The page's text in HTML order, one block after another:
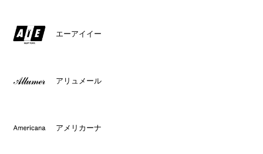
エーアイイー
アリュメール
アメリカーナ